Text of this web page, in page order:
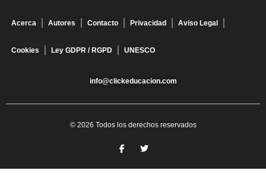
Acerca Autores Contacto Privacidad Aviso Legal
Cookies Ley GDPR / RGPD UNESCO
info@clickeducacion.com
© 2026 Todos los derechos reservados